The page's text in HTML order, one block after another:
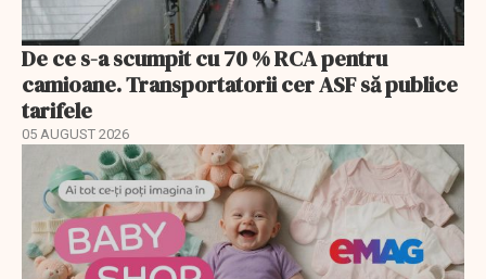
De ce s-a scumpit cu 70 % RCA pentru
camioane. Transportatorii cer ASF să publice
tarifele
05 AUGUST 2026